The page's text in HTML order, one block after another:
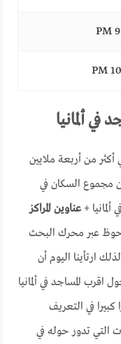
في ألمانيا
أكثر من أربعة ملايين
مجموع السكان في
+عناوين المراكز
عبر محرك البحث
ارتأينا اليوم أن
المساجد في ألمانيا
كبيرا في التعريف
التي تدور حوله في